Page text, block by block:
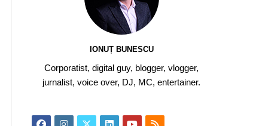
IONUȚ BUNESCU
Corporatist, digital guy, blogger, vlogger,
jurnalist, voice over, DJ, MC, entertainer.